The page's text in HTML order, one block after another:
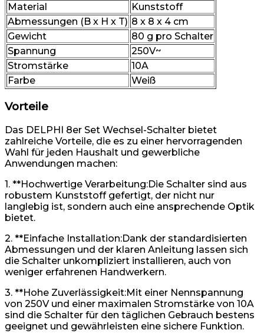
Material
Kunststoff
Abmessungen (B x H x T) 8 x 8 x 4 cm
Gewicht
80 g pro Schalter
Spannung
250V~
Stromstärke
10A
Farbe
Weiß
Vorteile
Das DELPHI 8er Set Wechsel-Schalter bietet
zahlreiche Vorteile, die es zu einer hervorragenden
Wahl für jeden Haushalt und gewerbliche
Anwendungen machen:
1. **Hochwertige Verarbeitung:Die Schalter sind aus
robustem Kunststoff gefertigt, der nicht nur
langlebig ist, sondern auch eine ansprechende Optik
bietet.
2. **Einfache Installation:Dank der standardisierten
Abmessungen und der klaren Anleitung lassen sich
die Schalter unkompliziert installieren, auch von
weniger erfahrenen Handwerkern.
3. **Hohe Zuverlässigkeit:Mit einer Nennspannung
von 250V und einer maximalen Stromstärke von 10A
sind die Schalter für den täglichen Gebrauch bestens
geeignet und gewährleisten eine sichere Funktion.